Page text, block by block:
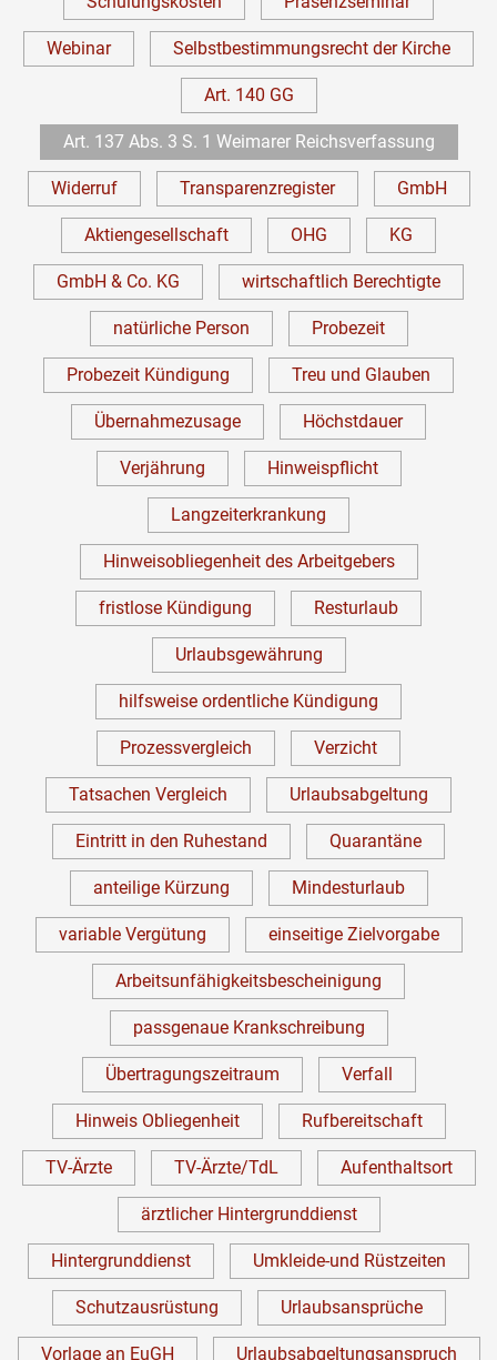
Webinar Selbstbestimmungsrecht der Kirche
Art. 140 GG
Art. 137 Abs. 3 S. 1 Weimarer Reichsverfassung
Widerruf Transparenzregister GmbH
Aktiengesellschaft OHG KG
GmbH & Co. KG wirtschaftlich Berechtigte
natürliche Person Probezeit
Probezeit Kündigung Treu und Glauben
Übernahmezusage Höchstdauer
Verjährung Hinweispflicht
Langzeiterkrankung
Hinweisobliegenheit des Arbeitgebers
fristlose Kündigung Resturlaub
Urlaubsgewährung
hilfsweise ordentliche Kündigung
Prozessvergleich Verzicht
Tatsachen Vergleich Urlaubsabgeltung
Eintritt in den Ruhestand Quarantäne
anteilige Kürzung Mindesturlaub
variable Vergütung einseitige Zielvorgabe
Arbeitsunfähigkeitsbescheinigung
passgenaue Krankschreibung
Übertragungszeitraum Verfall
Hinweis Obliegenheit Rufbereitschaft
TV-Ärzte TV-Ärzte/TdL Aufenthaltsort
ärztlicher Hintergrunddienst
Hintergrunddienst Umkleide-und Rüstzeiten
Schutzausrüstung Urlaubsansprüche
Vorlage an EuGH Urlaubsabgeltungsanspruch